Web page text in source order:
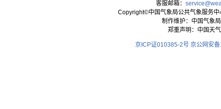
客服邮箱：
Copyright©中国气象局公共气象服务
制作维护：中国气象
郑重声明：中国天
京ICP证010385-2号 京公网安